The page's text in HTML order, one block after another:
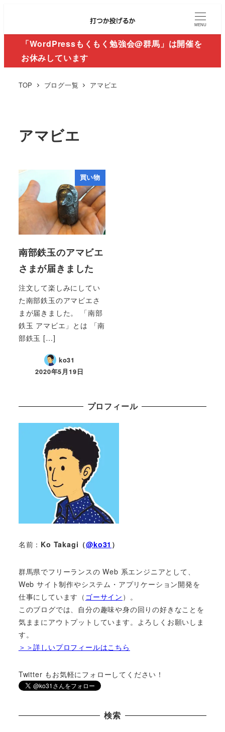
MENU
「WordPressもくもく勉強会@群馬」は開催を
お休みしています
TOP ブログ一覧 アマビエ
アマビエ
買い物
南部鉄玉のアマビエ
さまが届きました
注文して楽しみにしてい
た南部鉄玉のアマビエさ
まが届きました。 「南部
鉄玉 アマビエ」とは 「南
部鉄玉 […]
ko31
2020年5月19日
プロフィール
名前： Ko Takagi（@ko31 ）
群馬県でフリーランスの Web 系エンジニアとして、
Web サイト制作やシステム・アプリケーション開発を
仕事にしています（ ゴーサイン ）。
このブログでは、自分の趣味や身の回りの好きなことを
気ままにアウトプットしています。よろしくお願いしま
す。
＞＞詳しいプロフィールはこちら
Twitter もお気軽にフォローしてください！
検索